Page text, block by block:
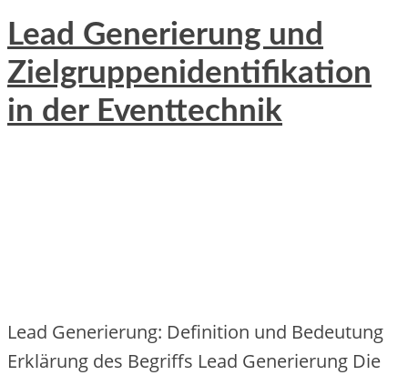
Lead Generierung und
Zielgruppenidentifikation
in der Eventtechnik
Lead Generierung: Definition und Bedeutung
Erklärung des Begriffs Lead Generierung Die